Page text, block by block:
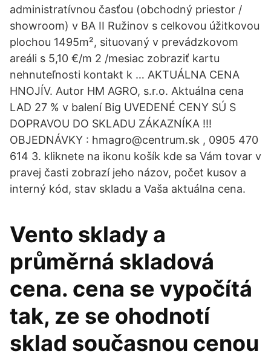
administratívnou časťou (obchodný priestor /
showroom) v BA II Ružinov s celkovou úžitkovou
plochou 1495m², situovaný v prevádzkovom
areáli s 5,10 €/m 2 /mesiac zobraziť kartu
nehnuteľnosti kontakt k … AKTUÁLNA CENA
HNOJÍV. Autor HM AGRO, s.r.o. Aktuálna cena
LAD 27 % v balení Big UVEDENÉ CENY SÚ S
DOPRAVOU DO SKLADU ZÁKAZNÍKA !!!
OBJEDNÁVKY : hmagro@centrum.sk , 0905 470
614 3. kliknete na ikonu košík kde sa Vám tovar v
pravej časti zobrazí jeho názov, počet kusov a
interný kód, stav skladu a Vaša aktuálna cena.
Vento sklady a
průměrná skladová
cena. cena se vypočítá
tak, ze se ohodnotí
sklad současnou cenou